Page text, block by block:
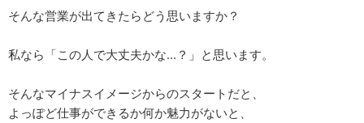
そんな営業が出てきたらどう思いますか？
私なら「この人で大丈夫かな...？」と思います。
そんなマイナスイメージからのスタートだと、
よっぽど仕事ができるか何か魅力がないと、